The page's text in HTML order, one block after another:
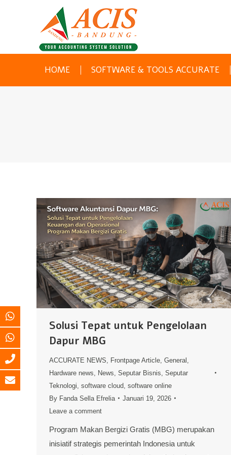
HOME SOFTWARE & TOOLS ACCURATE
Solusi Tepat untuk Pengelolaan
Dapur MBG
ACCURATE NEWS Frontpage Article General
Hardware news
News Seputar Bisnis Seputar
Teknologi software cloud software online
By Fanda Sella Efrelia
Januari 19, 2026
Leave a comment
Program Makan Bergizi Gratis (MBG) merupakan
inisiatif strategis pemerintah Indonesia untuk